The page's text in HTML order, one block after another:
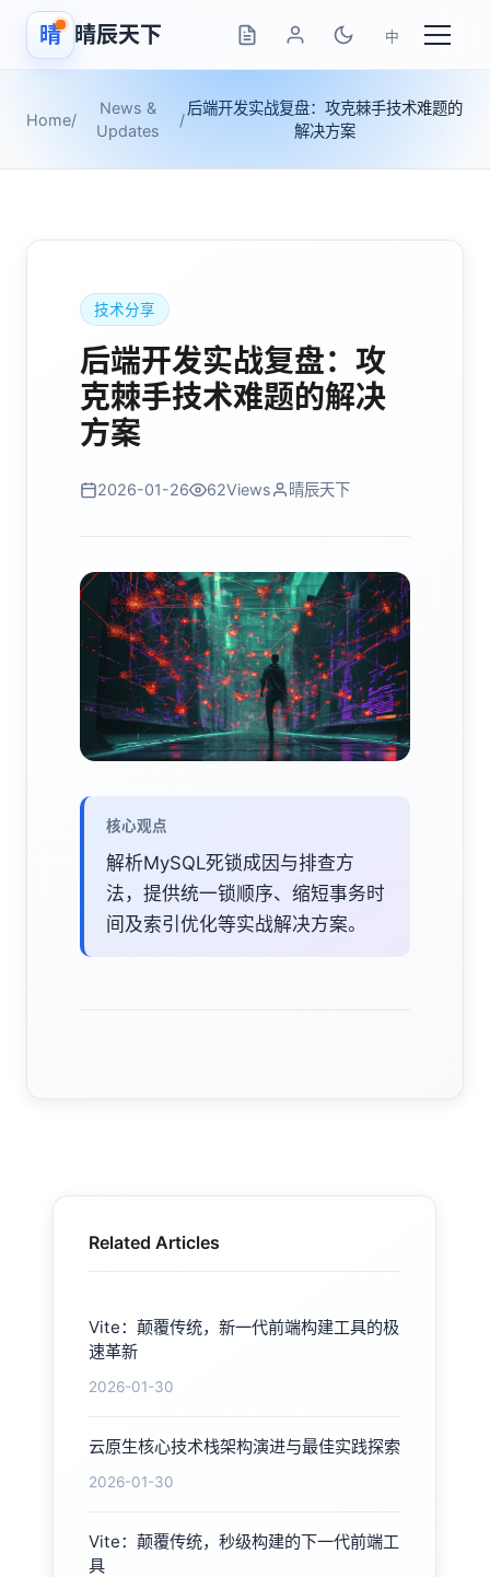
晴 晴辰天下 中
Home/
News &
Updates
/
后端开发实战复盘：攻克棘手技术难题的
解决方案
技术分享
后端开发实战复盘：攻
克棘手技术难题的解决
方案
2026-01-26 62Views 晴辰天下
核心观点
解析MySQL死锁成因与排查方
法，提供统一锁顺序、缩短事务时
间及索引优化等实战解决方案。
Related Articles
Vite：颠覆传统，新一代前端构建工具的极
速革新
2026-01-30
云原生核心技术栈架构演进与最佳实践探索
2026-01-30
Vite：颠覆传统，秒级构建的下一代前端工
具